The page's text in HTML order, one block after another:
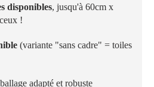
disponibles, jusqu'à 60cm x
!
(variante "sans cadre" = toiles
adapté et robuste